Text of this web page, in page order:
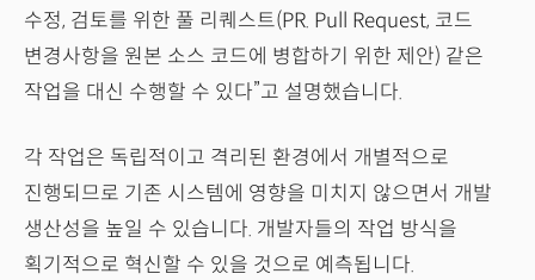
수정, 검토를 위한 풀 리퀘스트(PR. Pull Request, 코드
변경사항을 원본 소스 코드에 병합하기 위한 제안) 같은
작업을 대신 수행할 수 있다”고 설명했습니다.
각 작업은 독립적이고 격리된 환경에서 개별적으로
진행되므로 기존 시스템에 영향을 미치지 않으면서 개발
생산성을 높일 수 있습니다. 개발자들의 작업 방식을
획기적으로 혁신할 수 있을 것으로 예측됩니다.